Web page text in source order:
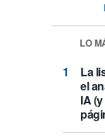
LO
La
el
IA